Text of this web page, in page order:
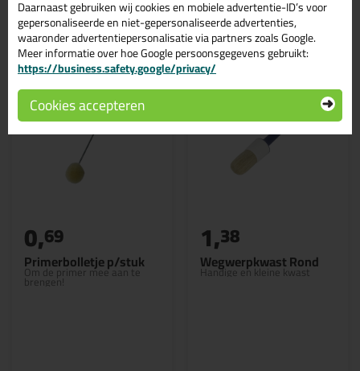
Gerelateerde producten
Primerbolletje p/stuk
Om de primer mee aan te
brengen!
0,69
Wegwerpkwast Rond
Handige en kleine kwast
1,38
Daarnaast gebruiken wij cookies en mobiele advertentie-ID’s voor
gepersonaliseerde en niet-gepersonaliseerde advertenties,
waaronder advertentiepersonalisatie via partners zoals Google.
Meer informatie over hoe Google persoonsgegevens gebruikt:
https://business.safety.google/privacy/
Cookies accepteren